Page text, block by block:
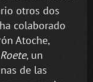
otros dos
colaborado
Atoche,
, un
de las